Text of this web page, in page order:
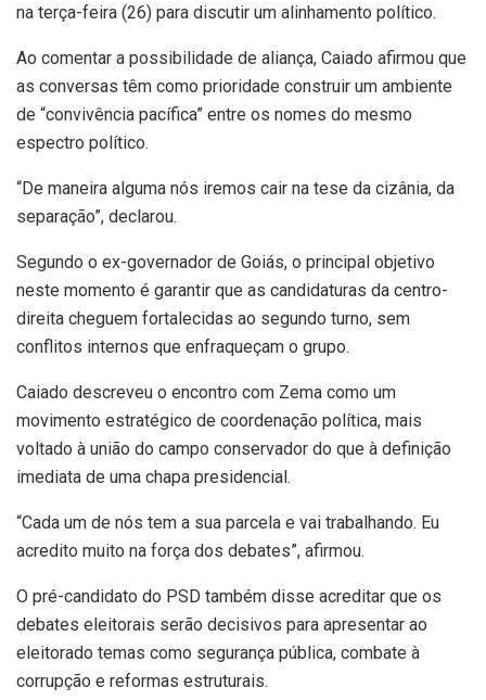
na terça-feira (26) para discutir um alinhamento político.
Ao comentar a possibilidade de aliança, Caiado afirmou que
as conversas têm como prioridade construir um ambiente
de “convivência pacífica” entre os nomes do mesmo
espectro político.
“De maneira alguma nós iremos cair na tese da cizânia, da
separação”, declarou.
Segundo o ex-governador de Goiás, o principal objetivo
neste momento é garantir que as candidaturas da centro-
direita cheguem fortalecidas ao segundo turno, sem
conflitos internos que enfraqueçam o grupo.
Caiado descreveu o encontro com Zema como um
movimento estratégico de coordenação política, mais
voltado à união do campo conservador do que à definição
imediata de uma chapa presidencial.
“Cada um de nós tem a sua parcela e vai trabalhando. Eu
acredito muito na força dos debates”, afirmou.
O pré-candidato do PSD também disse acreditar que os
debates eleitorais serão decisivos para apresentar ao
eleitorado temas como segurança pública, combate à
corrupção e reformas estruturais.